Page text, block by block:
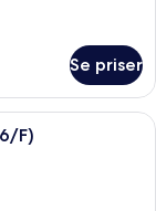
Se priser
ikke-røyk (Garden
F)